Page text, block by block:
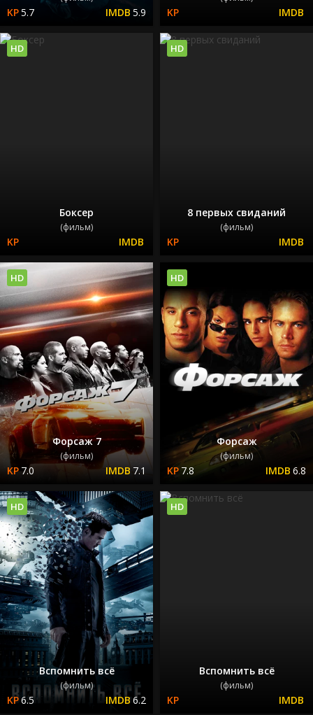
5.7 5.9
Боксер
(фильм)
HD
8 первых свиданий
(фильм)
HD
Форсаж 7
(фильм)
7.0 7.1
HD
Форсаж
(фильм)
7.8 6.8
HD
Вспомнить всё
(фильм)
6.5 6.2
HD
Вспомнить всё
(фильм)
HD